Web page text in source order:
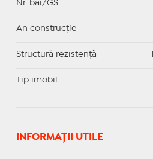
Nr. băi/GS
An construcție
Structură rezistență
Tip imobil
INFORMAŢII UTILE